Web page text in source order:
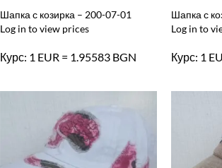
Шапка с козирка – 200-07-01
Log in to view prices
Курс: 1 EUR = 1.95583 BGN
Шапка с
Log in to
Курс: 1